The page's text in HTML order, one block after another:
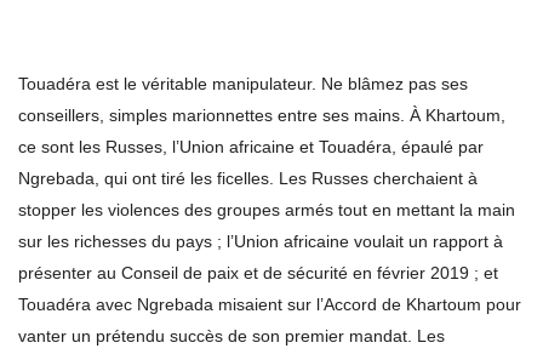
Touadéra est le véritable manipulateur. Ne blâmez pas ses
conseillers, simples marionnettes entre ses mains. À Khartoum,
ce sont les Russes, l’Union africaine et Touadéra, épaulé par
Ngrebada, qui ont tiré les ficelles. Les Russes cherchaient à
stopper les violences des groupes armés tout en mettant la main
sur les richesses du pays ; l’Union africaine voulait un rapport à
présenter au Conseil de paix et de sécurité en février 2019 ; et
Touadéra avec Ngrebada misaient sur l’Accord de Khartoum pour
vanter un prétendu succès de son premier mandat. Les